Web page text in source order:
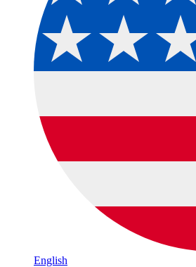
English